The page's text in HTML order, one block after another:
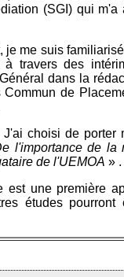
(SGI) qui m'a
je me suis
à travers des
dans la
de
J'ai choisi de porter
l'importance de la
de l'UEMOA » .
est une première
études pourront